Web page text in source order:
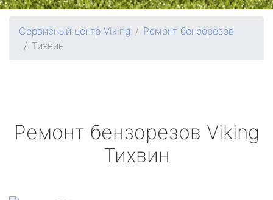
Сервисный центр Viking
Ремонт бензорезов
Тихвин
Ремонт бензорезов Viking
Тихвин